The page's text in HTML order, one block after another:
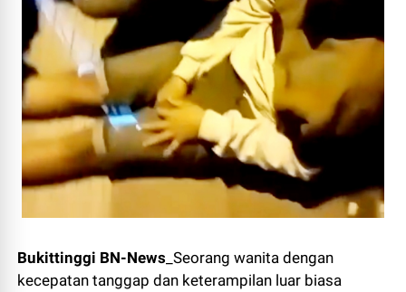
Bukittinggi BN-News _Seorang wanita dengan
kecepatan tanggap dan keterampilan luar biasa